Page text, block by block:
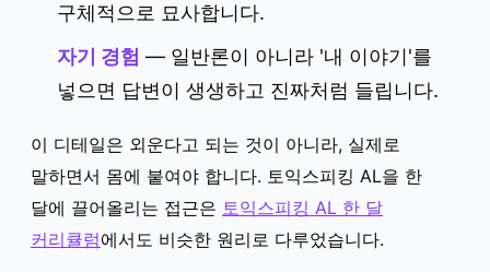
구체적으로 묘사합니다.
자기 경험 — 일반론이 아니라 '내 이야기'를
넣으면 답변이 생생하고 진짜처럼 들립니다.
이 디테일은 외운다고 되는 것이 아니라, 실제로
말하면서 몸에 붙여야 합니다. 토익스피킹 AL을 한
달에 끌어올리는 접근은 토익스피킹 AL 한 달
커리큘럼에서도 비슷한 원리로 다루었습니다.